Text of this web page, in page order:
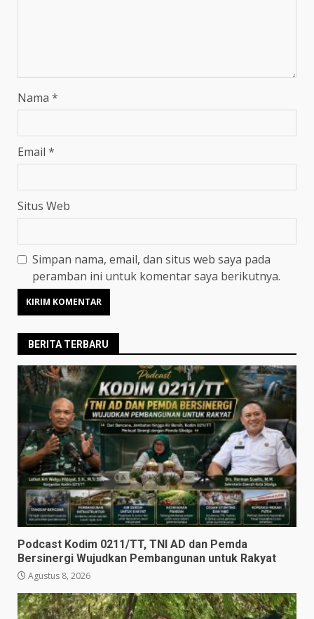
Nama *
Email *
Situs Web
Simpan nama, email, dan situs web saya pada
peramban ini untuk komentar saya berikutnya.
BERITA TERBARU
Podcast Kodim 0211/TT, TNI AD dan Pemda
Bersinergi Wujudkan Pembangunan untuk Rakyat
Agustus 8, 2026